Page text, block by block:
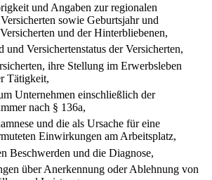
und Angaben zur regionalen
sowie Geburtsjahr und
und der Hinterbliebenen,
und Versichertenstatus der Versicherten,
ihre Stellung im Erwerbsleben
Tätigkeit,
Unternehmen einschließlich der
nach § 136a,
und die als Ursache für eine
Einwirkungen am Arbeitsplatz,
Beschwerden und die Diagnose,
über Anerkennung oder Ablehnung von